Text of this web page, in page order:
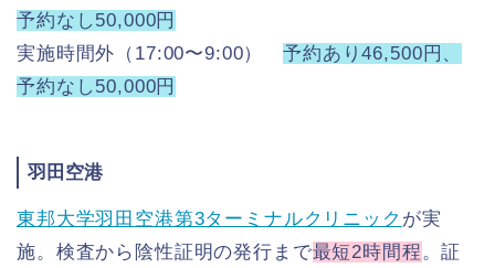
予約なし50,000円
実施時間外（17:00〜9:00）予約あり46,500円、
予約なし50,000円
羽田空港
東邦大学羽田空港第3ターミナルクリニック が実
施。検査から陰性証明の発行まで最短2時間程。証